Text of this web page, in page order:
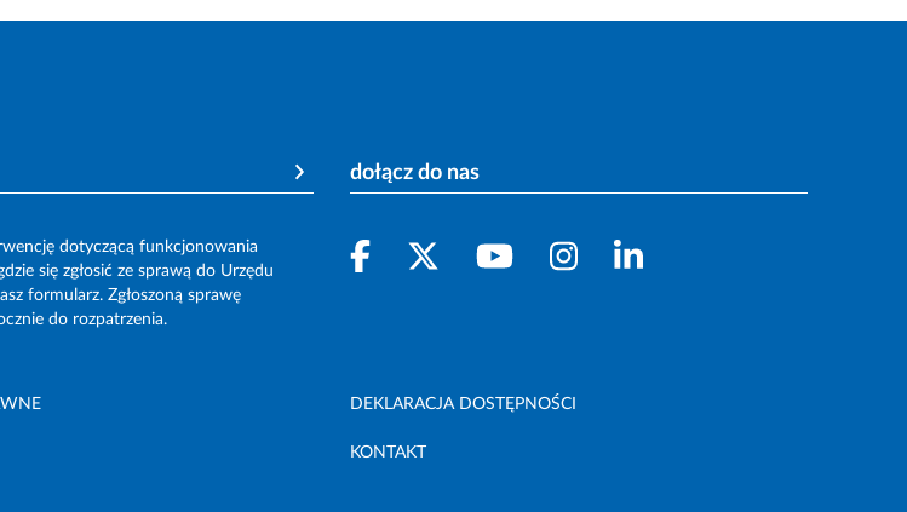
dotyczącą funkcjonowania
się zgłosić ze sprawą do Urzędu
formularz. Zgłoszoną sprawę
do rozpatrzenia.
dołącz do nas
DEKLARACJA DOSTĘPNOŚCI
KONTAKT